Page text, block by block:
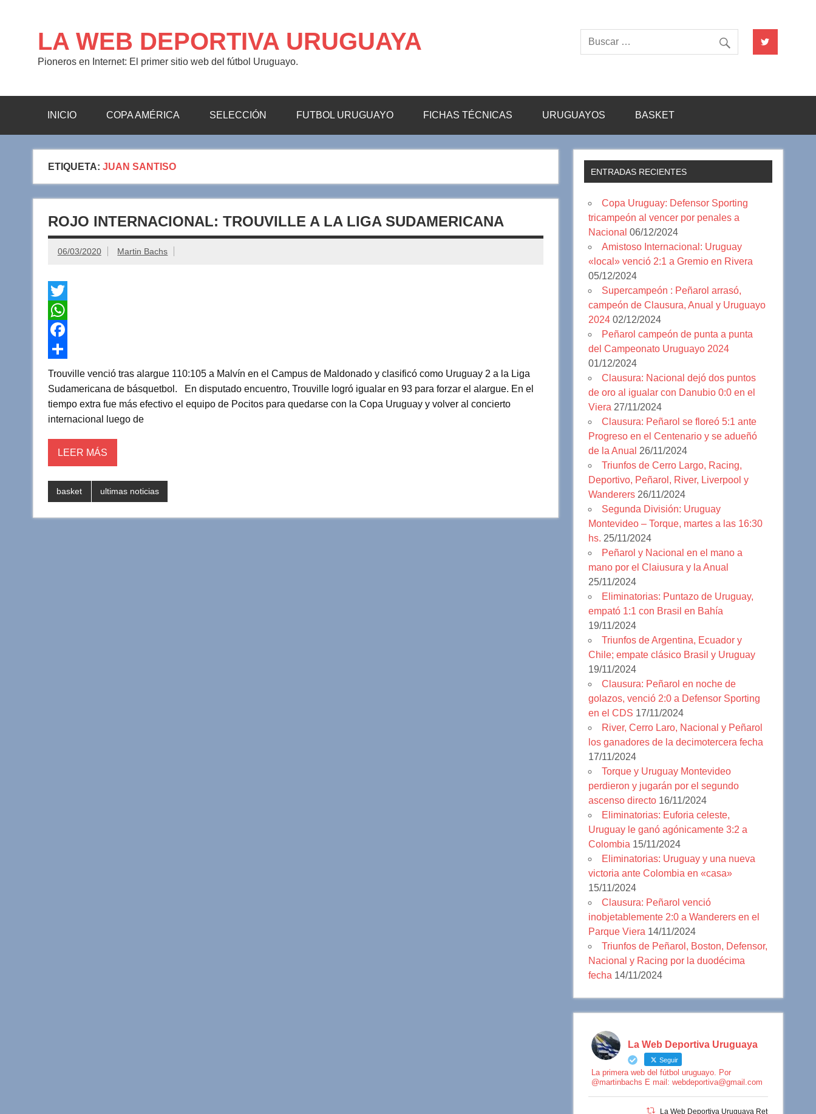
LA WEB DEPORTIVA URUGUAYA
Pioneros en Internet: El primer sitio web del fútbol Uruguayo.
INICIO COPA AMÉRICA SELECCIÓN FUTBOL URUGUAYO FICHAS TÉCNICAS URUGUAYOS BASKET
ETIQUETA: JUAN SANTISO
ROJO INTERNACIONAL: TROUVILLE A LA LIGA SUDAMERICANA
06/03/2020 Martin Bachs
T
w
t
t
e
W
h
a
t
s
p
F
a
c
e
o
C
o
m
r
i
Trouville venció tras alargue 110:105 a Malvín en el Campus de Maldonado y clasificó como Uruguay 2 a la Liga
Sudamericana de básquetbol. En disputado encuentro, Trouville logró igualar en 93 para forzar el alargue. En el
tiempo extra fue más efectivo el equipo de Pocitos para quedarse con la Copa Uruguay y volver al concierto
internacional luego de
LEER MÁS
basket ultimas noticias
ENTRADAS RECIENTES
Copa Uruguay: Defensor Sporting
tricampeón al vencer por penales a
Nacional 06/12/2024
Amistoso Internacional: Uruguay
«local» venció 2:1 a Gremio en Rivera
05/12/2024
Supercampeón : Peñarol arrasó,
campeón de Clausura, Anual y Uruguayo
2024 02/12/2024
Peñarol campeón de punta a punta
del Campeonato Uruguayo 2024
01/12/2024
Clausura: Nacional dejó dos puntos
de oro al igualar con Danubio 0:0 en el
Viera 27/11/2024
Clausura: Peñarol se floreó 5:1 ante
Progreso en el Centenario y se adueñó
de la Anual 26/11/2024
Triunfos de Cerro Largo, Racing,
Deportivo, Peñarol, River, Liverpool y
Wanderers 26/11/2024
Segunda División: Uruguay
Montevideo – Torque, martes a las 16:30
hs. 25/11/2024
Peñarol y Nacional en el mano a
mano por el Claiusura y la Anual
25/11/2024
Eliminatorias: Puntazo de Uruguay,
empató 1:1 con Brasil en Bahía
19/11/2024
Triunfos de Argentina, Ecuador y
Chile; empate clásico Brasil y Uruguay
19/11/2024
Clausura: Peñarol en noche de
golazos, venció 2:0 a Defensor Sporting
en el CDS 17/11/2024
River, Cerro Laro, Nacional y Peñarol
los ganadores de la decimotercera fecha
17/11/2024
Torque y Uruguay Montevideo
perdieron y jugarán por el segundo
ascenso directo 16/11/2024
Eliminatorias: Euforia celeste,
Uruguay le ganó agónicamente 3:2 a
Colombia 15/11/2024
Eliminatorias: Uruguay y una nueva
victoria ante Colombia en «casa»
15/11/2024
Clausura: Peñarol venció
inobjetablemente 2:0 a Wanderers en el
Parque Viera 14/11/2024
Triunfos de Peñarol, Boston, Defensor,
Nacional y Racing por la duodécima
fecha 14/11/2024
La Web Deportiva Uruguaya
Seguir
La primera web del fútbol uruguayo. Por
@martinbachs E mail: webdeportiva@gmail.com
La Web Deportiva Uruguaya Retuiteado